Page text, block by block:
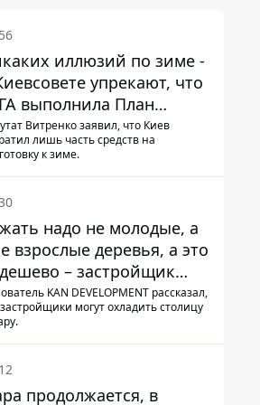
иллюзий по зиме -
упрекают, что
выполнила План
на 20%
Витренко заявил, что Киев
лишь часть средств на
к зиме.
надо не молодые, а
взрослые деревья, а это
– застройщик
KAN DEVELOPMENT рассказал,
могут охладить столицу
продолжается, в